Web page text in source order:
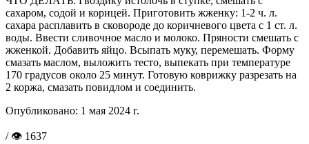
сахаром, содой и корицей. Приготовить жженку: 1-2 ч. л.
сахара расплавить в сковороде до коричневого цвета с 1 ст. л.
воды. Ввести сливочное масло и молоко. Пряности смешать с
жженкой. Добавить яйцо. Всыпать муку, перемешать. Форму
смазать маслом, выложить тесто, выпекать при температуре
170 градусов около 25 минут. Готовую коврижку разрезать на
2 коржа, смазать повидлом и соединить.
Опубликовано: 1 мая 2024 г.
/ 👁 1637